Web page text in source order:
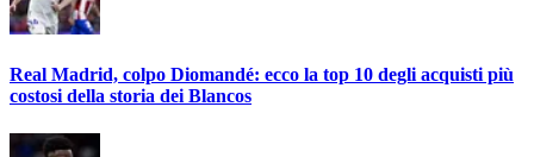
Real Madrid, colpo Diomandé: ecco la top 10 degli acquisti più
costosi della storia dei Blancos